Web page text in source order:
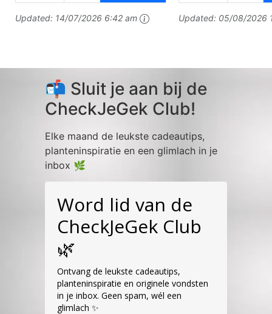
Updated: 14/07/2026 6:42 am Updated: 05/08/2026
📬 Sluit je aan bij de
CheckJeGek Club!
Elke maand de leukste cadeautips,
planteninspiratie en een glimlach in je
inbox 🌿
Word lid van de
CheckJeGek Club
🌿
Ontvang de leukste cadeautips,
planteninspiratie en originele vondsten
in je inbox. Geen spam, wél een
glimlach ✨